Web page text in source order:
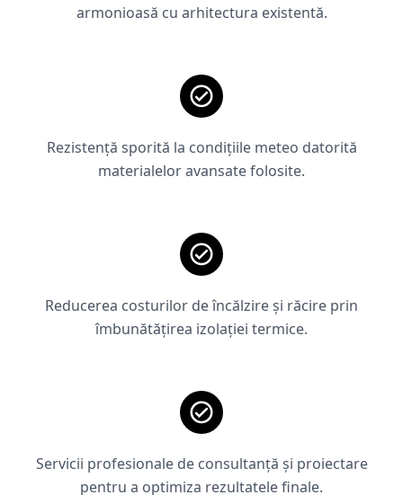
armonioasă cu arhitectura existentă.
Rezistență sporită la condițiile meteo datorită
materialelor avansate folosite.
Reducerea costurilor de încălzire și răcire prin
îmbunătățirea izolației termice.
Servicii profesionale de consultanță și proiectare
pentru a optimiza rezultatele finale.